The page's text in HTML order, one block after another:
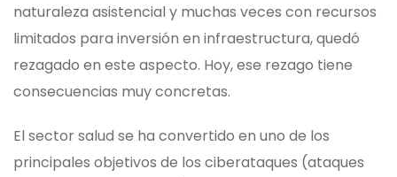
naturaleza asistencial y muchas veces con recursos
limitados para inversión en infraestructura, quedó
rezagado en este aspecto. Hoy, ese rezago tiene
consecuencias muy concretas.
El sector salud se ha convertido en uno de los
principales objetivos de los ciberataques (ataques